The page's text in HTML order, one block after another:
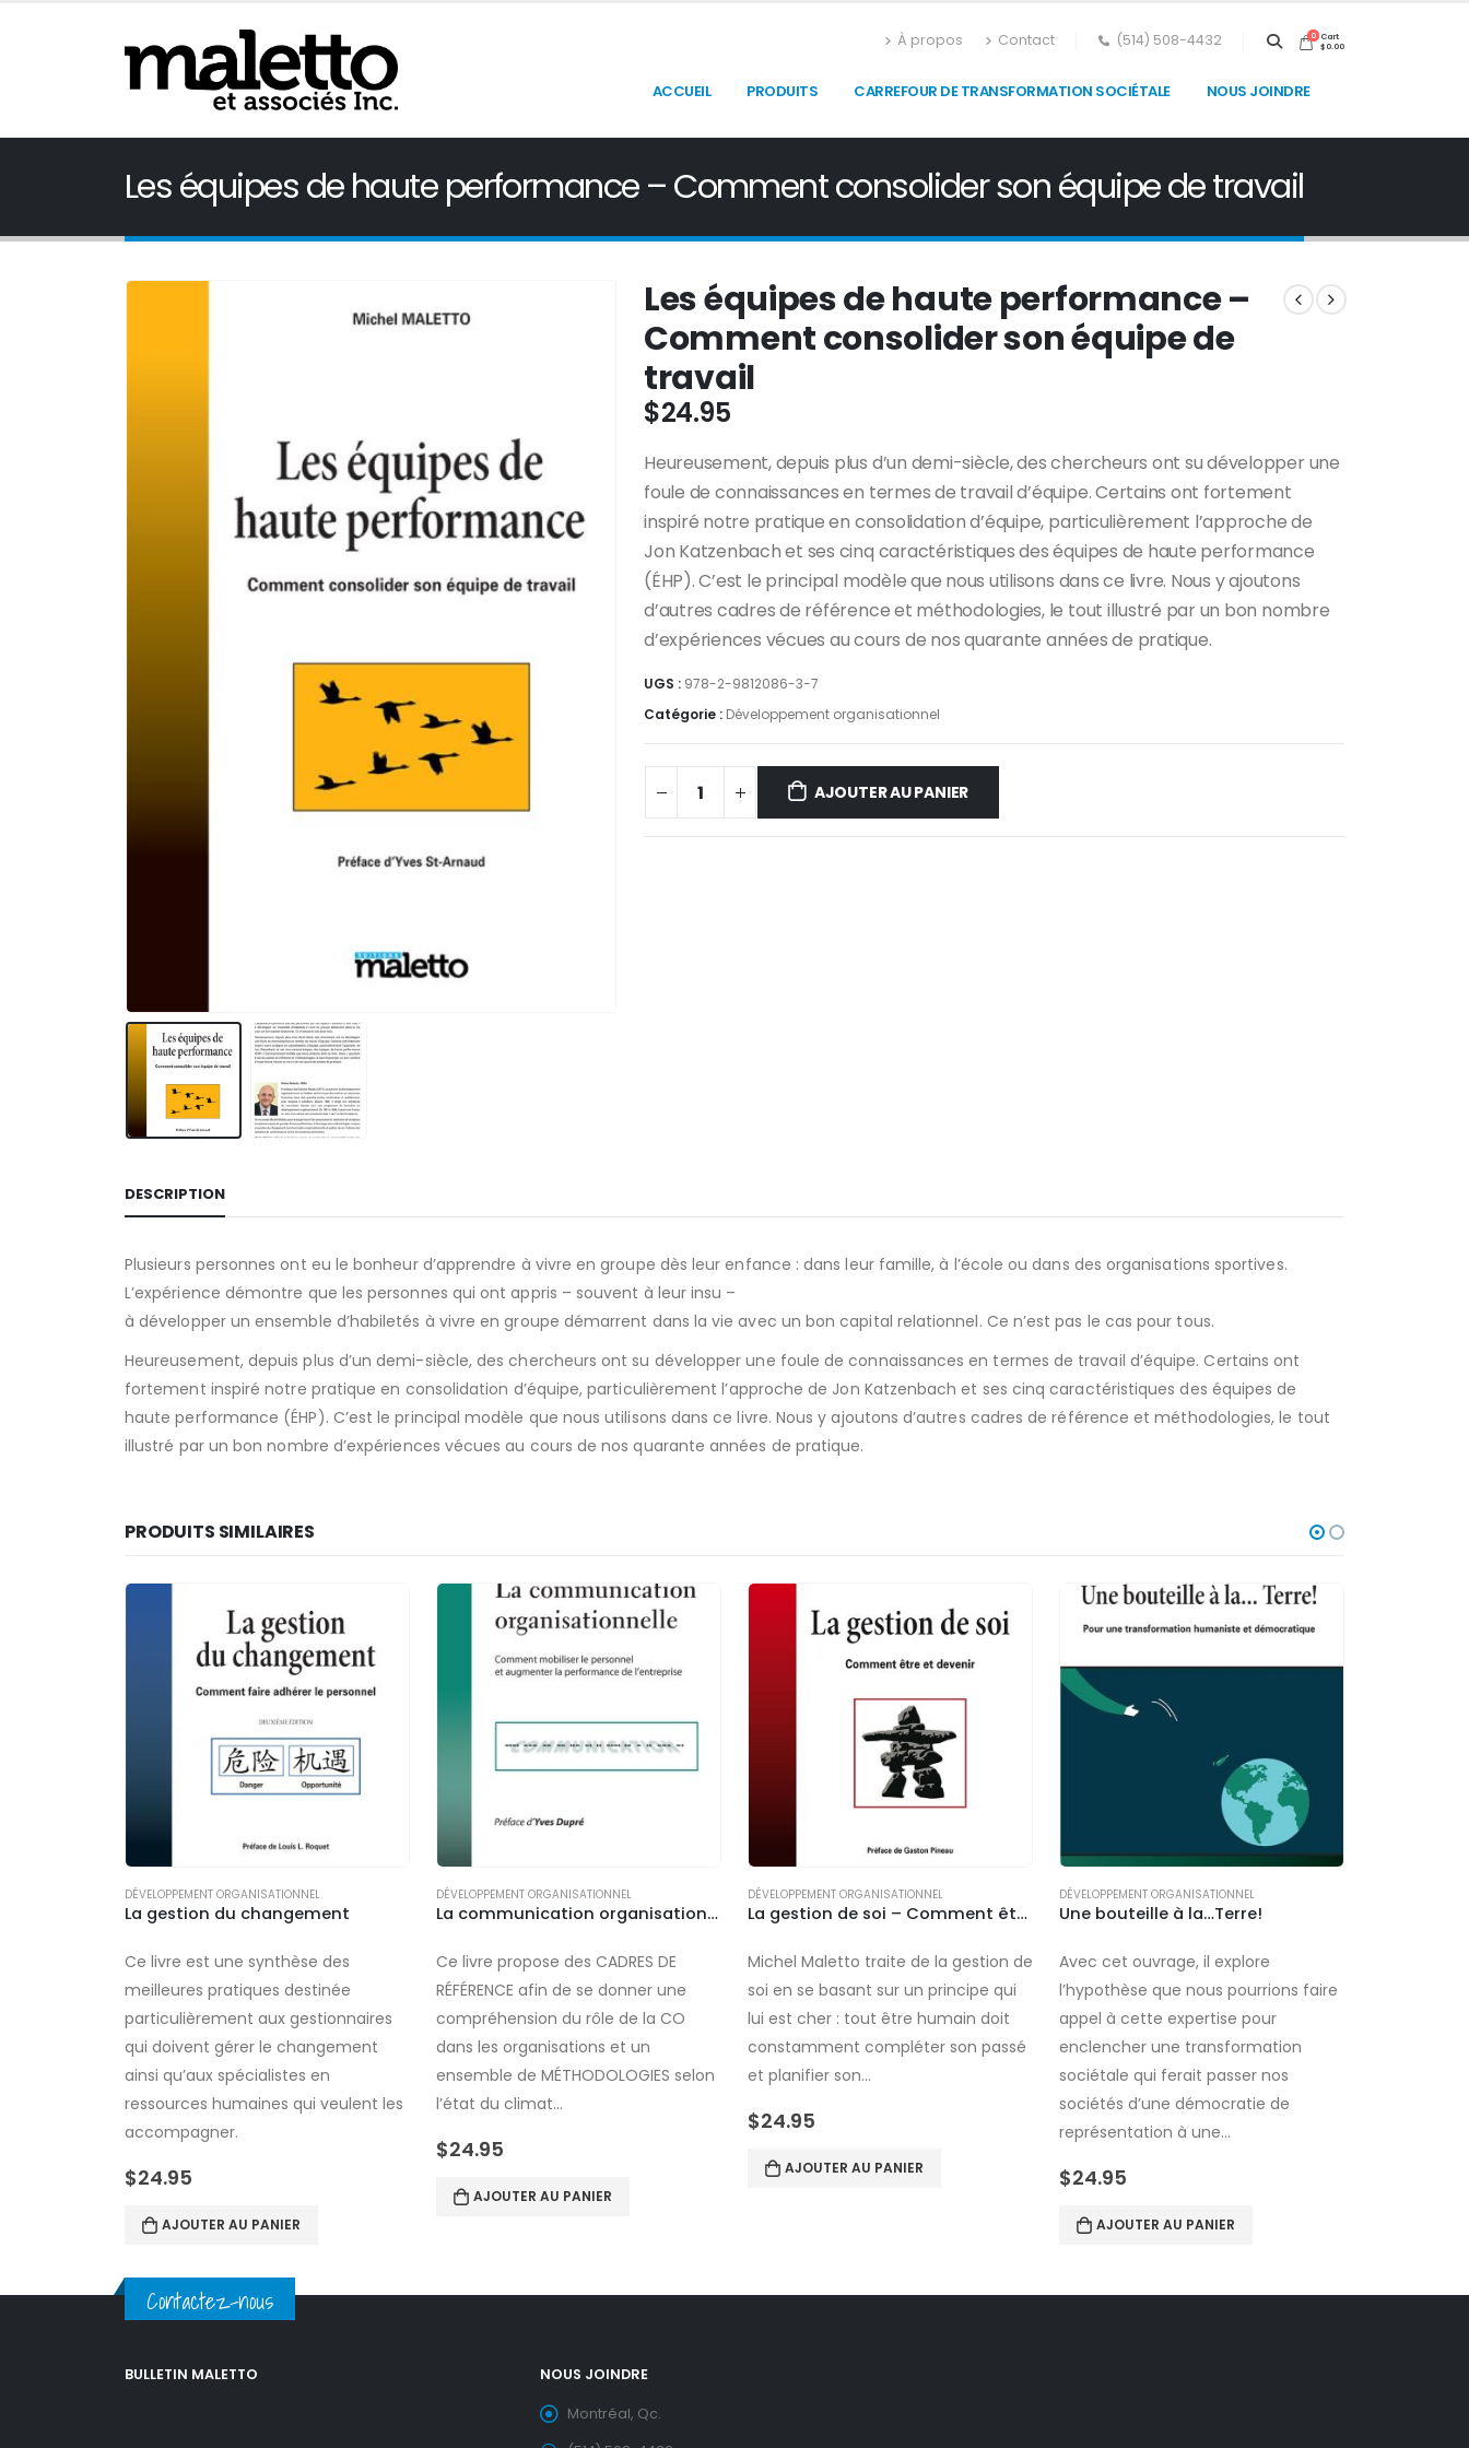
À propos Contact (514) 508-4432 0 Cart
$0.00
ACCUEIL PRODUITS CARREFOUR DE TRANSFORMATION SOCIÉTALE NOUS JOINDRE
Les équipes de haute performance – Comment consolider son équipe de travail
Les équipes de haute performance –
Comment consolider son équipe de
travail
$24.95
Heureusement, depuis plus d’un demi-siècle, des chercheurs ont su développer une
foule de connaissances en termes de travail d’équipe. Certains ont fortement
inspiré notre pratique en consolidation d’équipe, particulièrement l’approche de
Jon Katzenbach et ses cinq caractéristiques des équipes de haute performance
(ÉHP). C’est le principal modèle que nous utilisons dans ce livre. Nous y ajoutons
d’autres cadres de référence et méthodologies, le tout illustré par un bon nombre
d’expériences vécues au cours de nos quarante années de pratique.
UGS : 978-2-9812086-3-7
Catégorie : Développement organisationnel
AJOUTER AU PANIER
DESCRIPTION
Plusieurs personnes ont eu le bonheur d’apprendre à vivre en groupe dès leur enfance : dans leur famille, à l’école ou dans des organisations sportives.
L’expérience démontre que les personnes qui ont appris – souvent à leur insu –
à développer un ensemble d’habiletés à vivre en groupe démarrent dans la vie avec un bon capital relationnel. Ce n’est pas le cas pour tous.
Heureusement, depuis plus d’un demi-siècle, des chercheurs ont su développer une foule de connaissances en termes de travail d’équipe. Certains ont
fortement inspiré notre pratique en consolidation d’équipe, particulièrement l’approche de Jon Katzenbach et ses cinq caractéristiques des équipes de
haute performance (ÉHP). C’est le principal modèle que nous utilisons dans ce livre. Nous y ajoutons d’autres cadres de référence et méthodologies, le tout
illustré par un bon nombre d’expériences vécues au cours de nos quarante années de pratique.
PRODUITS SIMILAIRES
DÉVELOPPEMENT ORGANISATIONNEL
La gestion du changement
Ce livre est une synthèse des
meilleures pratiques destinée
particulièrement aux gestionnaires
qui doivent gérer le changement
ainsi qu’aux spécialistes en
ressources humaines qui veulent les
accompagner.
$24.95
AJOUTER AU PANIER
DÉVELOPPEMENT ORGANISATIONNEL
La communication organisationnelle
Ce livre propose des CADRES DE
RÉFÉRENCE afin de se donner une
compréhension du rôle de la CO
dans les organisations et un
ensemble de MÉTHODOLOGIES selon
l’état du climat…
$24.95
AJOUTER AU PANIER
DÉVELOPPEMENT ORGANISATIONNEL
La gestion de soi – Comment être et devenir
Michel Maletto traite de la gestion de
soi en se basant sur un principe qui
lui est cher : tout être humain doit
constamment compléter son passé
et planifier son…
$24.95
AJOUTER AU PANIER
DÉVELOPPEMENT ORGANISATIONNEL
Une bouteille à la…Terre!
Avec cet ouvrage, il explore
l’hypothèse que nous pourrions faire
appel à cette expertise pour
enclencher une transformation
sociétale qui ferait passer nos
sociétés d’une démocratie de
représentation à une…
$24.95
AJOUTER AU PANIER
Contactez-nous
BULLETIN MALETTO NOUS JOINDRE
Montréal, Qc.